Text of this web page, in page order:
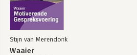
Stijn van Merendonk
Waaier